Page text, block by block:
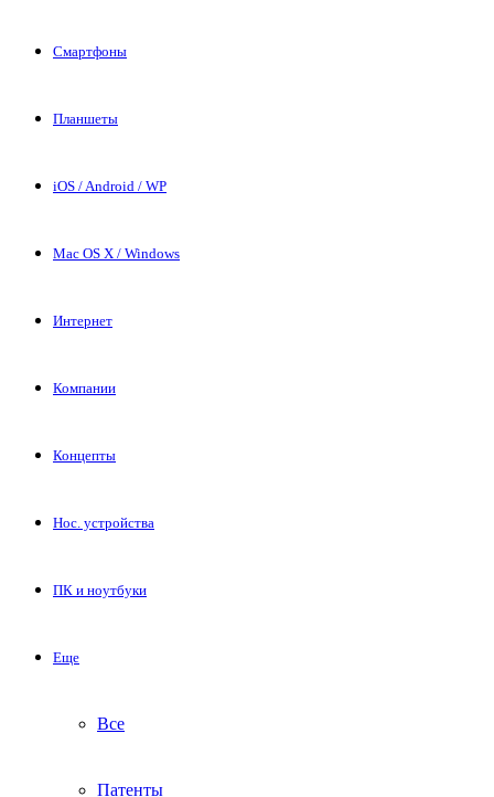
Смартфоны
Планшеты
iOS / Android / WP
Mac OS X / Windows
Интернет
Компании
Концепты
Нос. устройства
ПК и ноутбуки
Еще
Все
Патенты